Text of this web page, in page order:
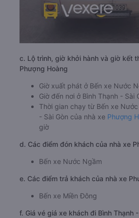
c. Lộ trình, giờ khởi hành và giờ kết
Phượng Hoàng
Giờ xuất phát ở Bến xe Nước
Giờ đến nơi ở Bình Thạnh - Sài
Thời gian chạy từ Bến xe
- Sài Gòn của nhà xe Phượng
giờ
d. Các điểm đón khách của nhà xe
Bến xe Nước Ngầm
e. Các điểm trả khách của nhà xe
Bến xe Miền Đông
f. Giá vé giá xe khách đi Bình Thạnh